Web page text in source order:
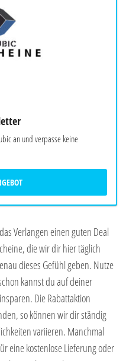
an und verpasse keine
Verlangen einen guten Deal
die wir dir hier täglich
dieses Gefühl geben. Nutze
kannst du auf deiner
Die Rabattaktion
so können wir dir ständig
variieren. Manchmal
eine kostenlose Lieferung oder